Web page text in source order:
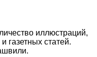
иллюстраций,
газетных статей.